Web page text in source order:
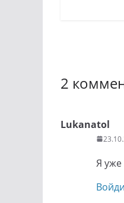
2
Lukanatol
Я уже